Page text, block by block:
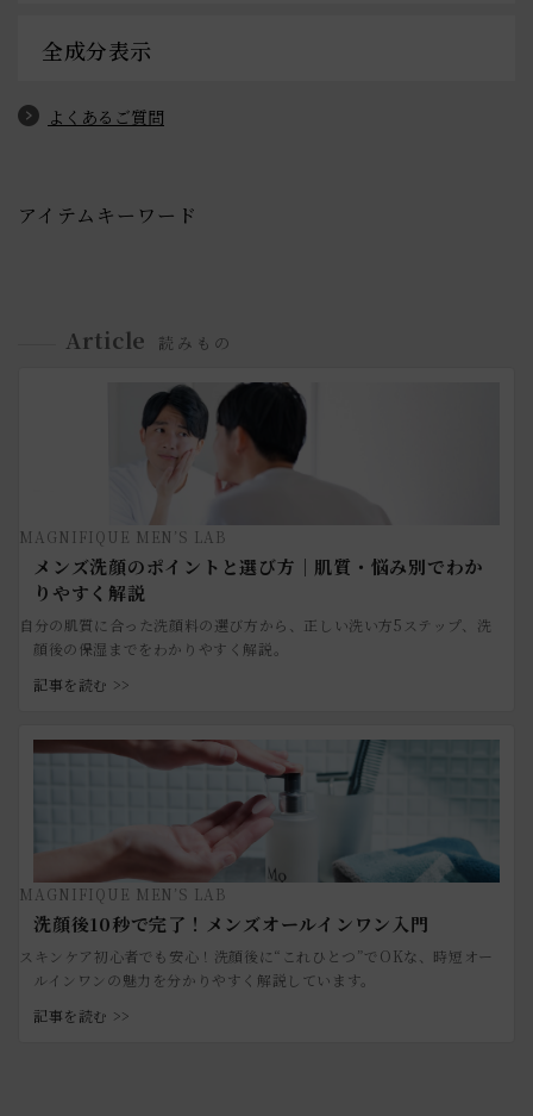
全成分表示
よくあるご質問
アイテムキーワード
Article 読みもの
MAGNIFIQUE MEN’S LAB
メンズ洗顔のポイントと選び方｜肌質・悩み別でわか
りやすく解説
自分の肌質に合った洗顔料の選び方から、正しい洗い方5ステップ、洗
顔後の保湿までをわかりやすく解説。
記事を読む >>
MAGNIFIQUE MEN’S LAB
洗顔後10秒で完了！メンズオールインワン入門
スキンケア初心者でも安心！洗顔後に“これひとつ”でOKな、時短オー
ルインワンの魅力を分かりやすく解説しています。
記事を読む >>